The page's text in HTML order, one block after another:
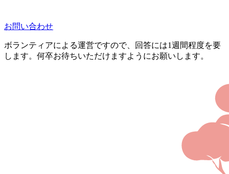
お問い合わせ
ボランティアによる運営ですので、回答には1週間程度を要
します。何卒お待ちいただけますようにお願いします。